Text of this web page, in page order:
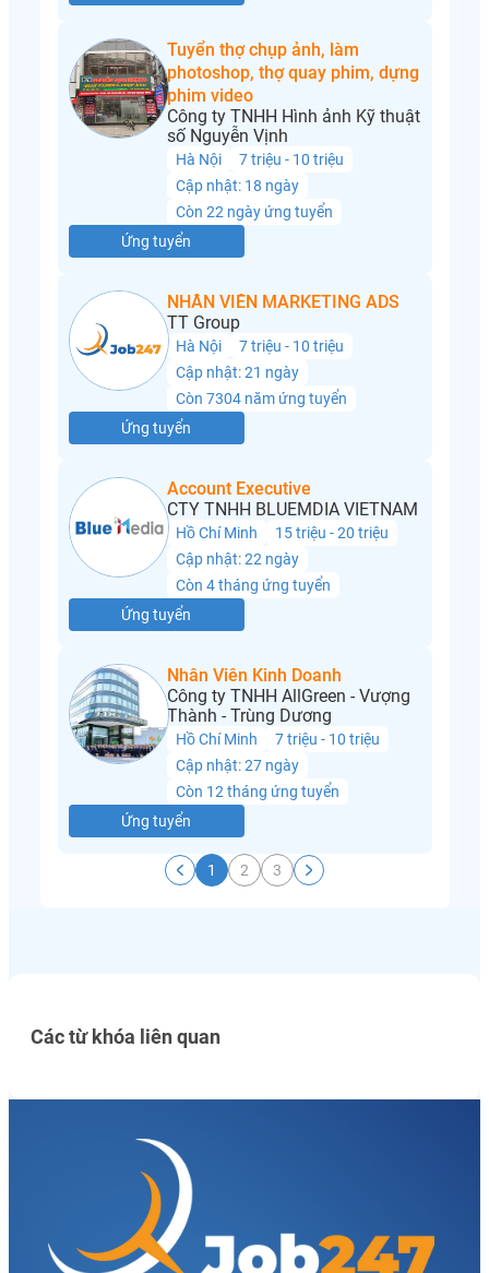
Tuyển thợ chụp ảnh, làm
photoshop, thợ quay phim, dựng
phim video
Công ty TNHH Hình ảnh Kỹ thuật
số Nguyễn Vịnh
Hà Nội
7 triệu - 10 triệu
Cập nhật: 18 ngày
Còn 22 ngày ứng tuyển
Ứng tuyển
NHÂN VIÊN MARKETING ADS
TT Group
Hà Nội
7 triệu - 10 triệu
Cập nhật: 21 ngày
Còn 7304 năm ứng tuyển
Ứng tuyển
Account Executive
CTY TNHH BLUEMDIA VIETNAM
Hồ Chí Minh
15 triệu - 20 triệu
Cập nhật: 22 ngày
Còn 4 tháng ứng tuyển
Ứng tuyển
Nhân Viên Kinh Doanh
Công ty TNHH AllGreen - Vượng
Thành - Trùng Dương
Hồ Chí Minh
7 triệu - 10 triệu
Cập nhật: 27 ngày
Còn 12 tháng ứng tuyển
Ứng tuyển
1 2 3
Các từ khóa liên quan